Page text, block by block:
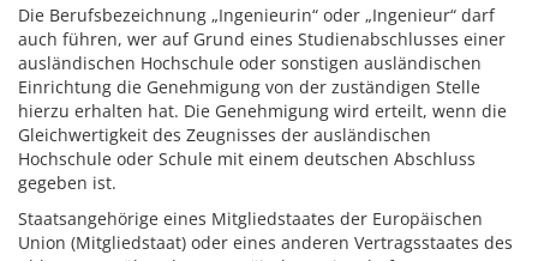
Die Berufsbezeichnung „Ingenieurin“ oder „Ingenieur“ darf
auch führen, wer auf Grund eines Studienabschlusses einer
ausländischen Hochschule oder sonstigen ausländischen
Einrichtung die Genehmigung von der zuständigen Stelle
hierzu erhalten hat. Die Genehmigung wird erteilt, wenn die
Gleichwertigkeit des Zeugnisses der ausländischen
Hochschule oder Schule mit einem deutschen Abschluss
gegeben ist.
Staatsangehörige eines Mitgliedstaates der Europäischen
Union (Mitgliedstaat) oder eines anderen Vertragsstaates des